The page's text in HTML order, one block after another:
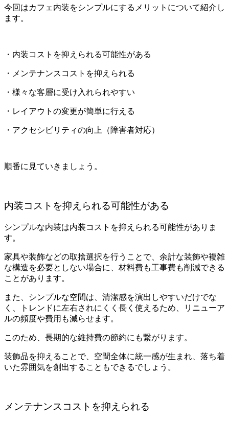
今回はカフェ内装をシンプルにするメリットについて紹介し
ます。
・内装コストを抑えられる可能性がある
・メンテナンスコストを抑えられる
・様々な客層に受け入れられやすい
・レイアウトの変更が簡単に行える
・アクセシビリティの向上（障害者対応）
順番に見ていきましょう。
内装コストを抑えられる可能性がある
シンプルな内装は内装コストを抑えられる可能性がありま
す。
家具や装飾などの取捨選択を行うことで、余計な装飾や複雑
な構造を必要としない場合に、材料費も工事費も削減できる
ことがあります。
また、シンプルな空間は、清潔感を演出しやすいだけでな
く、トレンドに左右されにくく長く使えるため、リニューア
ルの頻度や費用も減らせます。
このため、長期的な維持費の節約にも繋がります。
装飾品を抑えることで、空間全体に統一感が生まれ、落ち着
いた雰囲気を創出することもできるでしょう。
メンテナンスコストを抑えられる